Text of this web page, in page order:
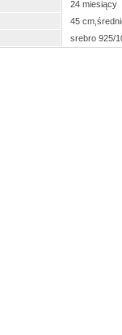
24 miesiący
45
srebro 925/